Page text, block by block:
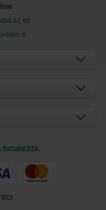
62 90
SICUREZZA